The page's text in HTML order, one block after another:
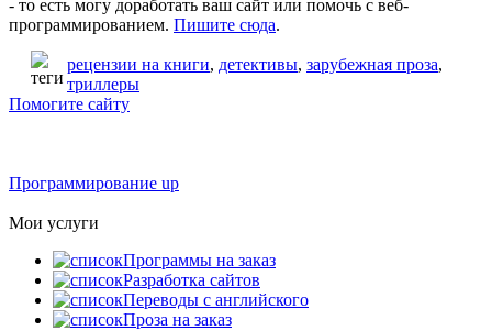
- то есть могу доработать ваш сайт или помочь с веб-
программированием. Пишите сюда.
рецензии на книги, детективы, зарубежная проза,
триллеры
Помогите сайту
Программирование up
Мои услуги
Программы на заказ
Разработка сайтов
Переводы с английского
Проза на заказ